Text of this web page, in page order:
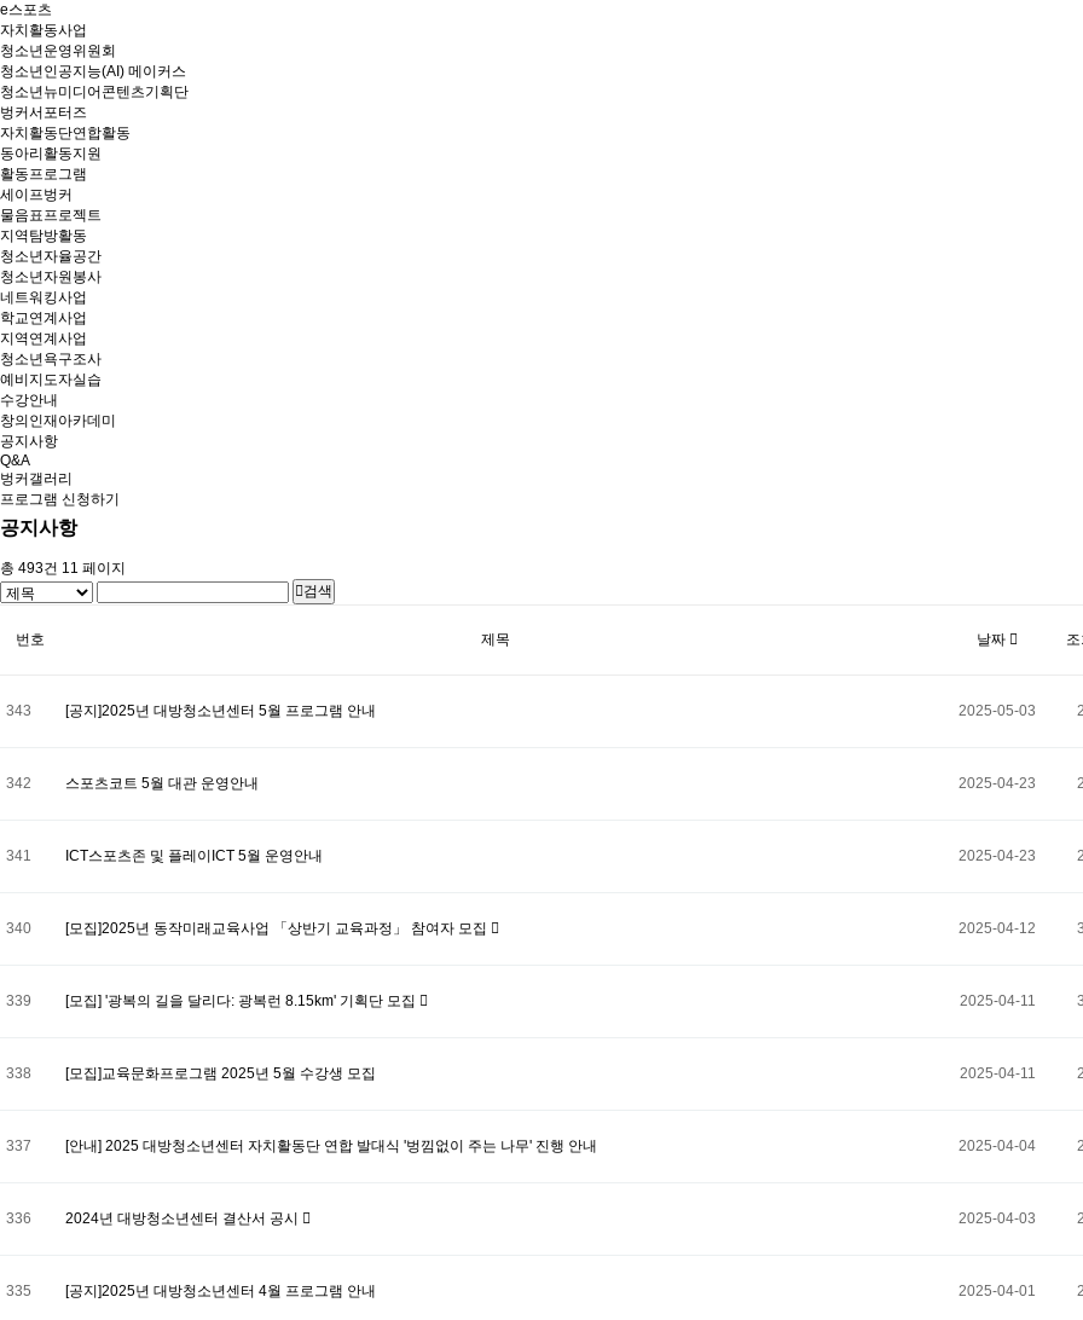
e스포츠
자치활동사업
청소년운영위원회
청소년인공지능(AI) 메이커스
청소년뉴미디어콘텐츠기획단
벙커서포터즈
자치활동단연합활동
동아리활동지원
활동프로그램
세이프벙커
물음표프로젝트
지역탐방활동
청소년자율공간
청소년자원봉사
네트워킹사업
학교연계사업
지역연계사업
청소년욕구조사
예비지도자실습
수강안내
창의인재아카데미
공지사항
Q&A
벙커갤러리
프로그램 신청하기
공지사항
총 493건 11 페이지
검색
번호 제목 날짜
343 [공지]2025년 대방청소년센터 5월 프로그램 안내 2025-05-03
342 스포츠코트 5월 대관 운영안내 2025-04-23
341 ICT스포츠존 및 플레이ICT 5월 운영안내 2025-04-23
340 [모집]2025년 동작미래교육사업 「상반기 교육과정」 참여자 모집 2025-04-12
339 [모집] '광복의 길을 달리다: 광복런 8.15km' 기획단 모집 2025-04-11
338 [모집]교육문화프로그램 2025년 5월 수강생 모집 2025-04-11
337 [안내] 2025 대방청소년센터 자치활동단 연합 발대식 '벙낌없이 주는 나무' 진행 안내 2025-04-04
336 2024년 대방청소년센터 결산서 공시 2025-04-03
335 [공지]2025년 대방청소년센터 4월 프로그램 안내 2025-04-01